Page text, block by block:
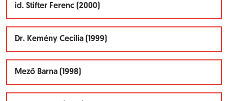
id. Stifter Ferenc (2000)
Dr. Kemény Cecília (1999)
Mező Barna (1998)